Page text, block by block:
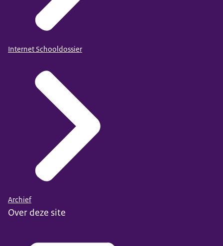
Internet Schooldossier
Archief
Over deze site